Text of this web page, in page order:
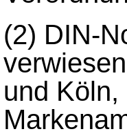
(2) DIN-
und